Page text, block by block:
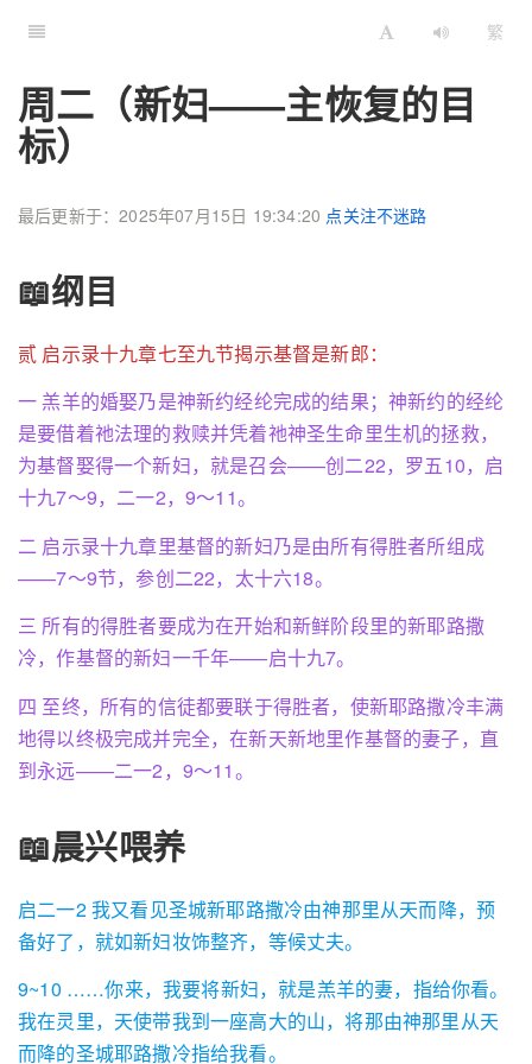
繁
周二（新妇——主恢复的目
标）
最后更新于：2025年07月15日 19:34:20 点关注不迷路
📖纲目
贰 启示录十九章七至九节揭示基督是新郎：
一 羔羊的婚娶乃是神新约经纶完成的结果；神新约的经纶
是要借着祂法理的救赎并凭着祂神圣生命里生机的拯救，
为基督娶得一个新妇，就是召会——创二22，罗五10，启
十九7～9，二一2，9～11。
二 启示录十九章里基督的新妇乃是由所有得胜者所组成
——7～9节，参创二22，太十六18。
三 所有的得胜者要成为在开始和新鲜阶段里的新耶路撒
冷，作基督的新妇一千年——启十九7。
四 至终，所有的信徒都要联于得胜者，使新耶路撒冷丰满
地得以终极完成并完全，在新天新地里作基督的妻子，直
到永远——二一2，9～11。
📖晨兴喂养
启二一2 我又看见圣城新耶路撒冷由神那里从天而降，预
备好了，就如新妇妆饰整齐，等候丈夫。
9~10 ……你来，我要将新妇，就是羔羊的妻，指给你看。
我在灵里，天使带我到一座高大的山，将那由神那里从天
而降的圣城耶路撒冷指给我看。